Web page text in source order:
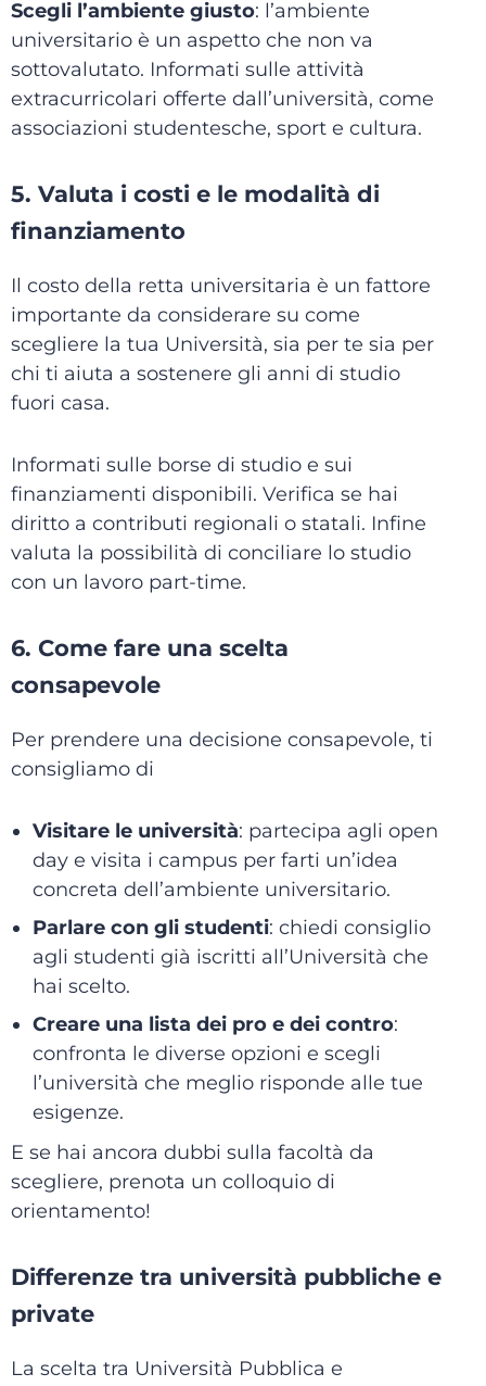
Scegli l’ambiente giusto: l’ambiente
universitario è un aspetto che non va
sottovalutato. Informati sulle attività
extracurricolari offerte dall’università, come
associazioni studentesche, sport e cultura.
5. Valuta i costi e le modalità di
finanziamento
Il costo della retta universitaria è un fattore
importante da considerare su come
scegliere la tua Università, sia per te sia per
chi ti aiuta a sostenere gli anni di studio
fuori casa.
Informati sulle borse di studio e sui
finanziamenti disponibili. Verifica se hai
diritto a contributi regionali o statali. Infine
valuta la possibilità di conciliare lo studio
con un lavoro part-time.
6. Come fare una scelta
consapevole
Per prendere una decisione consapevole, ti
consigliamo di
Visitare le università: partecipa agli open
day e visita i campus per farti un’idea
concreta dell’ambiente universitario.
Parlare con gli studenti: chiedi consiglio
agli studenti già iscritti all’Università che
hai scelto.
Creare una lista dei pro e dei contro:
confronta le diverse opzioni e scegli
l’università che meglio risponde alle tue
esigenze.
E se hai ancora dubbi sulla facoltà da
scegliere, prenota un colloquio di
orientamento!
Differenze tra università pubbliche e
private
La scelta tra Università Pubblica e